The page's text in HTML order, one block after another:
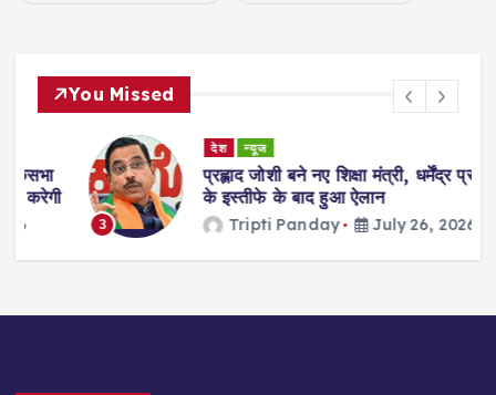
You Missed
देश न्यूज
प्रह्लाद जोशी बने नए शिक्षा मंत्री, धर्मेंद्र प्रधान
के इस्तीफे के बाद हुआ ऐलान
Tripti Panday July 26, 2026